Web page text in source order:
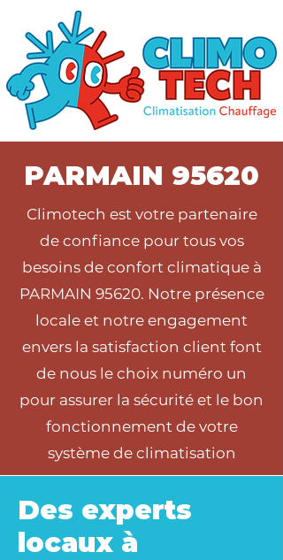
PARMAIN 95620
Climotech est votre partenaire
de confiance pour tous vos
besoins de confort climatique à
PARMAIN 95620. Notre présence
locale et notre engagement
envers la satisfaction client font
de nous le choix numéro un
pour assurer la sécurité et le bon
fonctionnement de votre
système de climatisation
Des experts
locaux à